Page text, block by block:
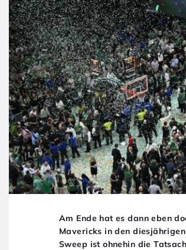
Am Ende hat es dann eben
Mavericks in den
Sweep ist ohnehin die